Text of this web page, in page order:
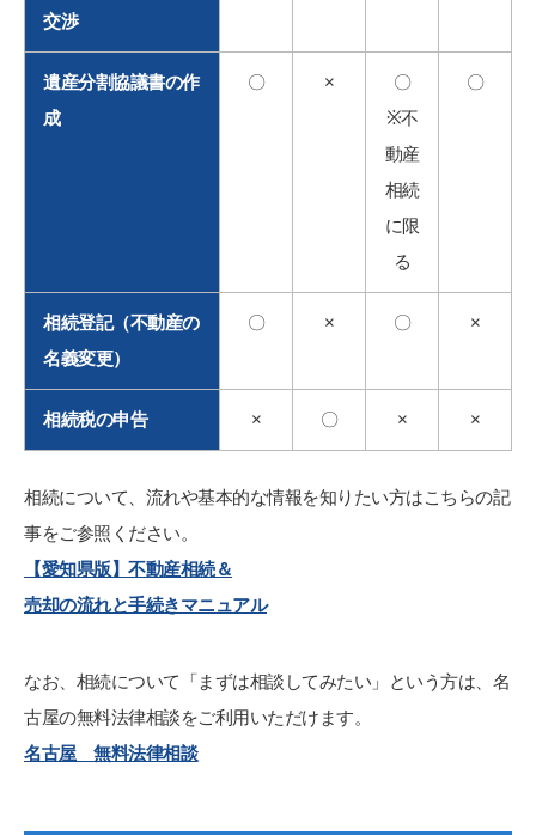
交渉
遺産分割協議書の作
成
〇 ×
〇
※不
動産
相続
に限
る
〇
相続登記（不動産の
名義変更）
〇 × 〇 ×
相続税の申告 × 〇 × ×
相続について、流れや基本的な情報を知りたい方はこちらの記
事をご参照ください。
【愛知県版】不動産相続＆
売却の流れと手続きマニュアル
なお、相続について「まずは相談してみたい」という方は、名
古屋の無料法律相談をご利用いただけます。
名古屋 無料法律相談